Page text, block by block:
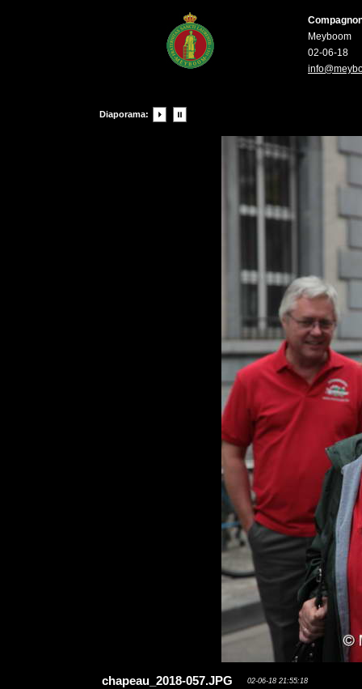
Meyboom
02-06-18
Diaporama:
chapeau_2018-057.JPG 02-06-18 21:55:18